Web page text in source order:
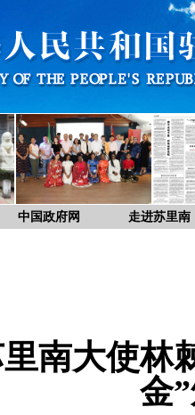
中国政府网 走进苏里南
南大使林
金